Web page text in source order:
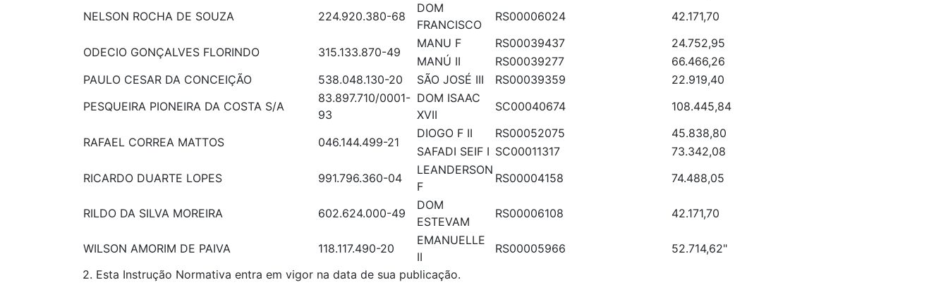
NELSON ROCHA DE SOUZA
224.920.380-68
DOM
FRANCISCO
RS00006024 42.171,70
ODECIO GONÇALVES FLORINDO 315.133.870-49
MANU F RS00039437
24.752,95
MANÚ II
RS00039277
66.466,26
PAULO CESAR DA CONCEIÇÃO
538.048.130-20 SÃO JOSÉ III RS00039359
22.919,40
PESQUEIRA PIONEIRA DA COSTA S/A
83.897.710/0001-
93
DOM ISAAC
XVII
SC00040674 108.445,84
RAFAEL CORREA MATTOS 046.144.499-21
DIOGO F II RS00052075
45.838,80
SAFADI SEIF I SC00011317
73.342,08
RICARDO DUARTE LOPES
991.796.360-04
LEANDERSON
F
RS00004158 74.488,05
RILDO DA SILVA MOREIRA 602.624.000-49
DOM
ESTEVAM
RS00006108 42.171,70
WILSON AMORIM DE PAIVA 118.117.490-20
EMANUELLE
II
RS00005966
52.714,62"
2. Esta Instrução Normativa entra em vigor na data de sua publicação.